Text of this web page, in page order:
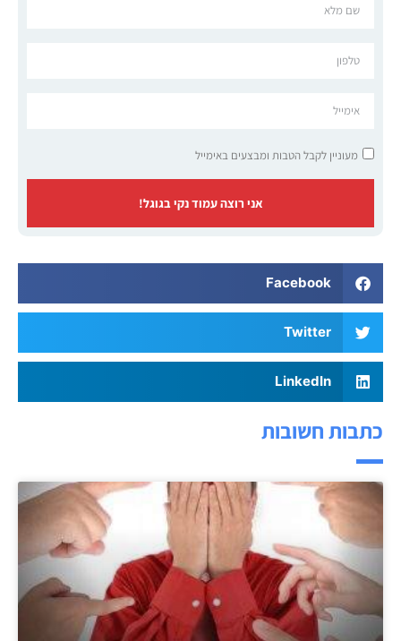
מעוניין לקבל הטבות ומבצעים באימייל
אני רוצה עמוד נקי בגוגל!
Facebook
Twitter
LinkedIn
כתבות חשובות